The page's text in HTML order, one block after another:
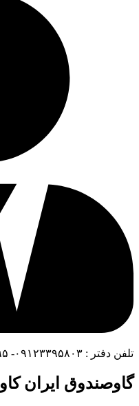
تلفن دفتر : ۰۹۱۲۳۳۹۵۸۰۳- 021۲۲۰۸۱۰۹۵
گاوصندوق ایران